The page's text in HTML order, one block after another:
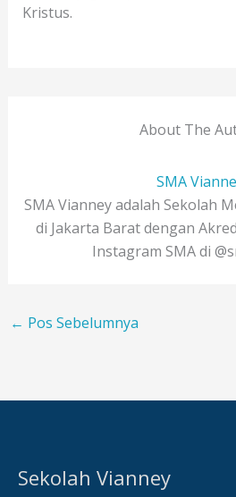
Kristus.
About The
SMA
SMA Vianney adalah Sekolah
di Jakarta Barat dengan
Instagram SMA di
← Pos Sebelumnya
Sekolah Vianney